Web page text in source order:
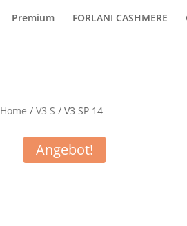
Premium FORLANI CASHMERE
Home / V3 S / V3 SP 14
Angebot!